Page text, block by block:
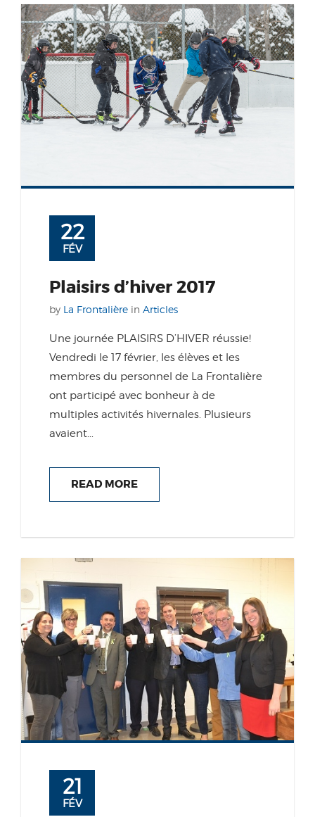
22
FÉV
Plaisirs d’hiver 2017
by La Frontalière in Articles
Une journée PLAISIRS D’HIVER réussie!
Vendredi le 17 février, les élèves et les
membres du personnel de La Frontalière
ont participé avec bonheur à de
multiples activités hivernales. Plusieurs
avaient...
READ MORE
21
FÉV